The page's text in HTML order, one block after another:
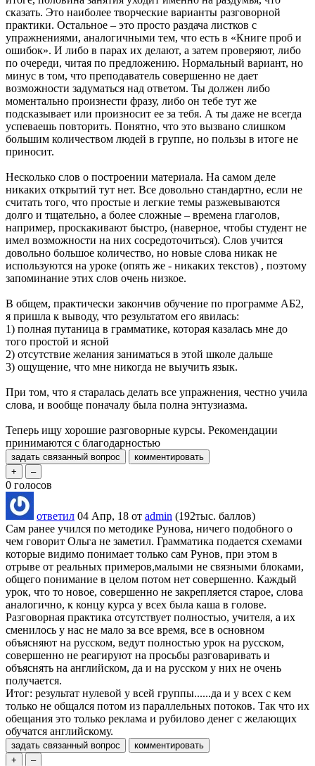
сказать. Это наиболее творческие варианты разговорной
практики. Остальное – это просто раздача листков с
упражнениями, аналогичными тем, что есть в «Книге проб и
ошибок». И либо в парах их делают, а затем проверяют, либо
по очереди, читая по предложению. Нормальный вариант, но
минус в том, что преподаватель совершенно не дает
возможности задуматься над ответом. Ты должен либо
моментально произнести фразу, либо он тебе тут же
подсказывает или произносит ее за тебя. А ты даже не всегда
успеваешь повторить. Понятно, что это вызвано слишком
большим количеством людей в группе, но пользы в итоге не
приносит.
Несколько слов о построении материала. На самом деле
никаких открытий тут нет. Все довольно стандартно, если не
считать того, что простые и легкие темы разжевываются
долго и тщательно, а более сложные – времена глаголов,
например, проскакивают быстро, (наверное, чтобы студент не
имел возможности на них сосредоточиться). Слов учится
довольно большое количество, но новые слова никак не
используются на уроке (опять же - никаких текстов) , поэтому
запоминание этих слов очень низкое.
В общем, практически закончив обучение по программе АБ2,
я пришла к выводу, что результатом его явилась:
1) полная путаница в грамматике, которая казалась мне до
того простой и ясной
2) отсутствие желания заниматься в этой школе дальше
3) ощущение, что мне никогда не выучить язык.
При том, что я старалась делать все упражнения, честно учила
слова, и вообще поначалу была полна энтузиазма.
Теперь ищу хорошие разговорные курсы. Рекомендации
принимаются с благодарностью
0 голосов
ответил 04 Апр, 18 от admin (192тыс. баллов)
Сам ранее учился по методике Рунова, ничего подобного о
чем говорит Ольга не заметил. Грамматика подается схемами
которые видимо понимает только сам Рунов, при этом в
отрыве от реальных примеров,малыми не связными блоками,
общего понимание в целом потом нет совершенно. Каждый
урок, что то новое, совершенно не закрепляется старое, слова
аналогично, к концу курса у всех была каша в голове.
Разговорная практика отсутствует полностью, учителя, а их
сменилось у нас не мало за все время, все в основном
объясняют на русском, ведут полностью урок на русском,
совершенно не реагируют на просьбы разговаривать и
объяснять на английском, да и на русском у них не очень
получается.
Итог: результат нулевой у всей группы......да и у всех с кем
только не общался потом из параллельных потоков. Так что их
обещания это только реклама и рубилово денег с желающих
обучатся английскому.